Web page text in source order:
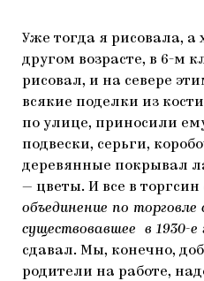
Уже тогда я рисовала,
другом возрасте, в 6-м
рисовал, и на севере
всякие поделки из
по улице, приносили
подвески, серьги,
деревянные покрывал
— цветы. И все в торгсин
объединение по
существовавшее в 1930-
сдавал. Мы, конечно,
родители на работе,